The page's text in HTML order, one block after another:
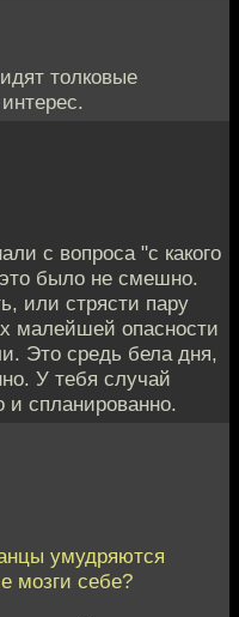
толковые
с вопроса "с какого
было не смешно.
или стрясти пару
малейшей опасности
Это средь бела дня,
У тебя случай
и спланированно.
умудряются
мозги себе?